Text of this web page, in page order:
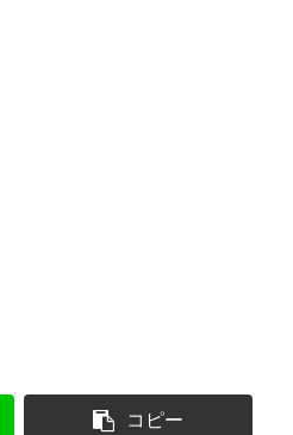
コピー